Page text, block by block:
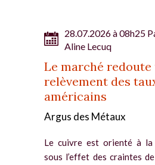
28.07.2026 à 08h25
Aline Lecuq
Le marché redoute
relèvement des
américains
Argus des Métaux
Le cuivre est orienté à la
sous l’effet des craintes